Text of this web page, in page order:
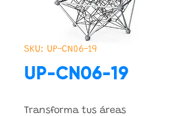
SKU: UP-CN06-19
UP-CN06-19
Transforma tus áreas